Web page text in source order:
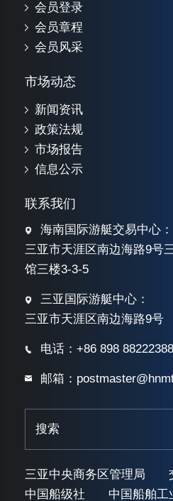
会员登录
会员章程
会员风采
市场动态
新闻资讯
政策法规
市场报告
信息公示
联系我们
海南国际游艇交易中心：
三亚市天涯区南边海路9号
馆三楼3-3-5
三亚国际游艇中心：
三亚市天涯区南边海路9号
电话：+86 898 88222388
邮箱：
三亚中央商务区管理局
中国船级社
中国船舶工